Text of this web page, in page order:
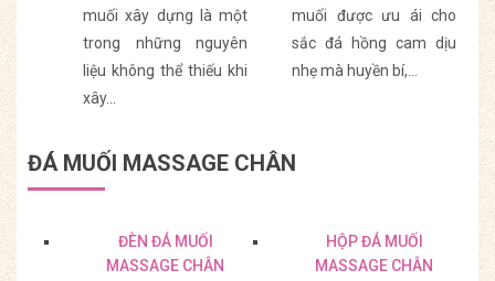
muối xây dựng là một
trong những nguyên
liệu không thể thiếu khi
xây…
muối được ưu ái cho
sắc đá hồng cam dịu
nhẹ mà huyền bí,…
ĐÁ MUỐI MASSAGE CHÂN
ĐÈN ĐÁ MUỐI
MASSAGE CHÂN
HỘP ĐÁ MUỐI
MASSAGE CHÂN